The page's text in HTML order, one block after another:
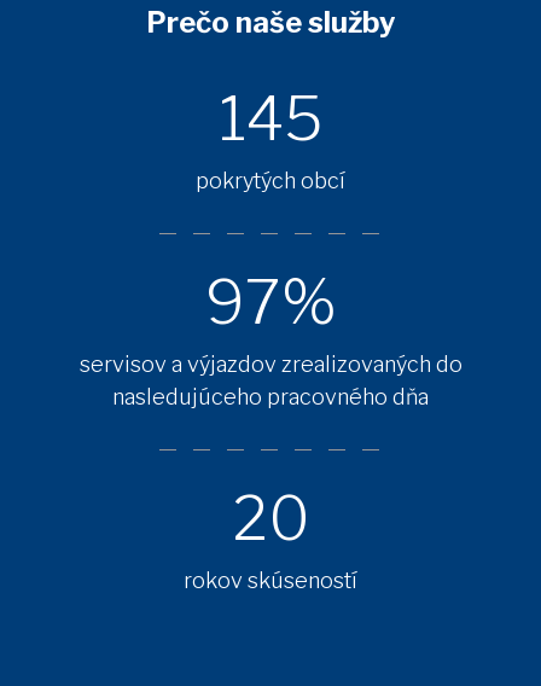
Prečo naše služby
145
pokrytých obcí
97%
servisov a výjazdov zrealizovaných do
nasledujúceho pracovného dňa
20
rokov skúseností